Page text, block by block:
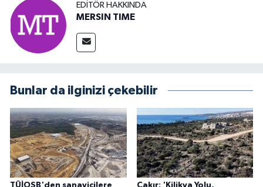
EDITÖR HAKKINDA
MERSIN TIME
Bunlar da ilginizi çekebilir
TÜİOSB'den sanayicilere
Çakır: 'Kilikya Yolu,